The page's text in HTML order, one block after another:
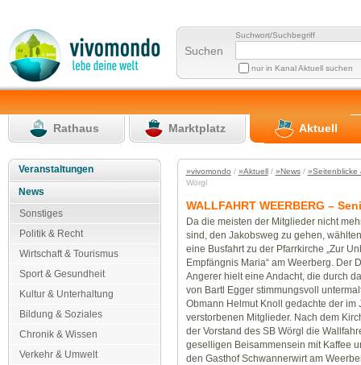
Suchen
Suchwort/Suchbegriff
nur in Kanal Aktuell suchen
Rathaus Marktplatz Aktuell
Veranstaltungen
News
Sonstiges
Politik & Recht
Wirtschaft & Tourismus
Sport & Gesundheit
Kultur & Unterhaltung
Bildung & Soziales
Chronik & Wissen
Verkehr & Umwelt
»vivomondo / »Aktuell/ »News/ »Seitenblicke
Wörgl
WALLFAHRT WEERBERG –
Da die meisten der Mitglieder nicht
sind, den Jakobsweg zu gehen,
eine Busfahrt zu der Pfarrkirche „Zur
Empfängnis Maria“ am Weerberg. Der
Angerer hielt eine Andacht, die durch
von Bartl Egger stimmungsvoll
Obmann Helmut Knoll gedachte der im
verstorbenen Mitglieder. Nach dem
der Vorstand des SB Wörgl die
geselligen Beisammensein mit Kaffee
den Gasthof Schwannerwirt am